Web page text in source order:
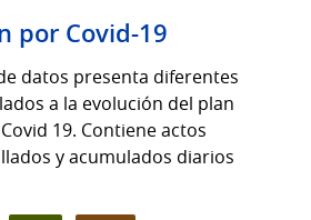
por Covid-19
datos presenta diferentes
a la evolución del plan
19. Contiene actos
y acumulados diarios